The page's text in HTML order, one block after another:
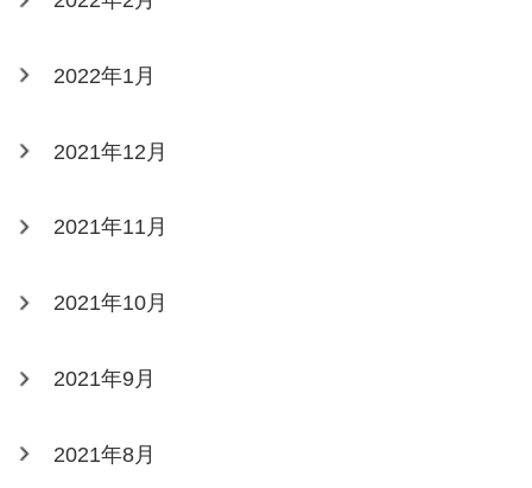
2022年1月
2021年12月
2021年11月
2021年10月
2021年9月
2021年8月